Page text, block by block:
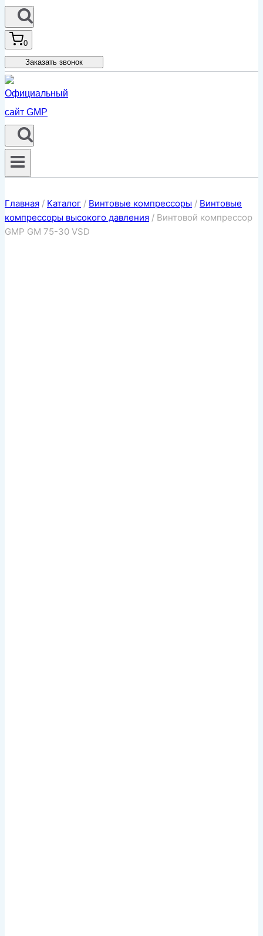
0
Заказать звонок
Главная / Каталог / Винтовые компрессоры / Винтовые
компрессоры высокого давления / Винтовой компрессор
GMP GM 75-30 VSD